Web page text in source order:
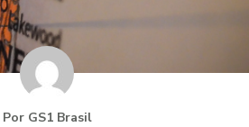
Por GS1 Brasil